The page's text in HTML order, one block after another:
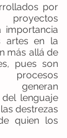
por
proyectos
artes en la
más allá de
pues son
generan
lenguaje
destrezas
quien los